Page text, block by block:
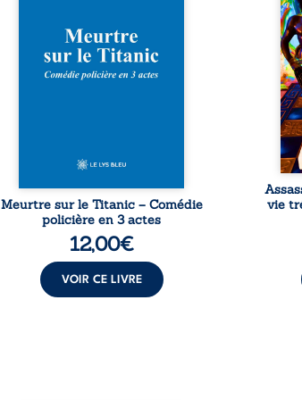
les profondeurs de l’Atlantique.
Sept décennies plus tard, la
découverte de l’épave fait
resurgir un secret que l’on
Meurtre sur le Titanic – Comédie
policière en 3 actes
12,00€
VOIR CE LIVRE
qui
vie